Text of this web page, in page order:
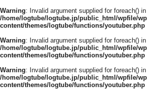
Warning: Invalid argument supplied for foreach() in
/home/logtube/logtube.jp/public_html/wpfile/
content/themes/logtube/functions/youtuber.php
Warning: Invalid argument supplied for foreach() in
/home/logtube/logtube.jp/public_html/wpfile/
content/themes/logtube/functions/youtuber.php
Warning: Invalid argument supplied for foreach() in
/home/logtube/logtube.jp/public_html/wpfile/
content/themes/logtube/functions/youtuber.php